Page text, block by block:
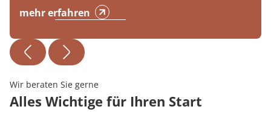
mehr erfahren
Wir beraten Sie gerne
Alles Wichtige für Ihren Start